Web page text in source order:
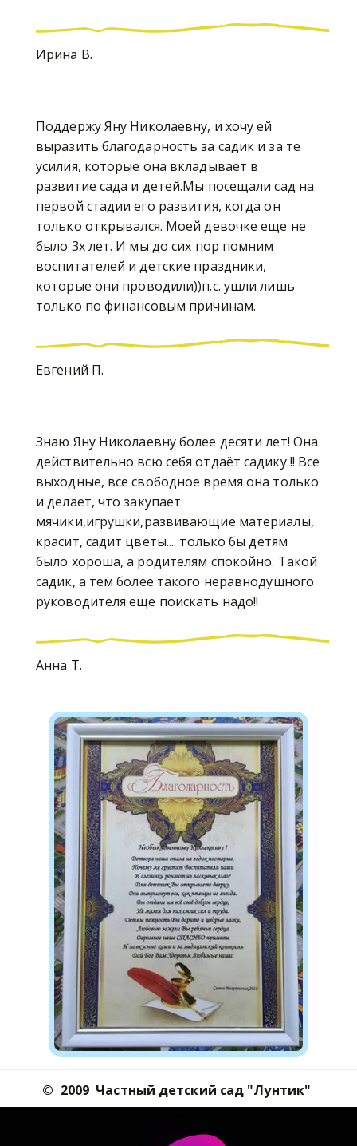
Ирина В.
Поддержу Яну Николаевну, и хочу ей
выразить благодарность за садик и за те
усилия, которые она вкладывает в
развитие сада и детей.Мы посещали сад на
первой стадии его развития, когда он
только открывался. Моей девочке еще не
было 3х лет. И мы до сих пор помним
воспитателей и детские праздники,
которые они проводили))п.с. ушли лишь
только по финансовым причинам.
Евгений П.
Знаю Яну Николаевну более десяти лет! Она
действительно всю себя отдаёт садику !! Все
выходные, все свободное время она только
и делает, что закупает
мячики,игрушки,развивающие материалы,
красит, садит цветы.... только бы детям
было хороша, а родителям спокойно. Такой
садик, а тем более такого неравнодушного
руководителя еще поискать надо!!
Анна Т.
©  2009  Частный детский cад "Лунтик"